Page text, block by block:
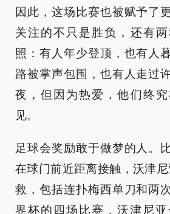
因此，这场比赛也被赋予了
关注的不只是胜负，还有
照：有人年少登顶，也有人
路被掌声包围，也有人走过
夜，但因为热爱，他们终
见。
足球会奖励敢于做梦的人。
在球门前近距离接触，沃津
救，包括连扑梅西单刀和两
界杯的四场比赛，沃津尼